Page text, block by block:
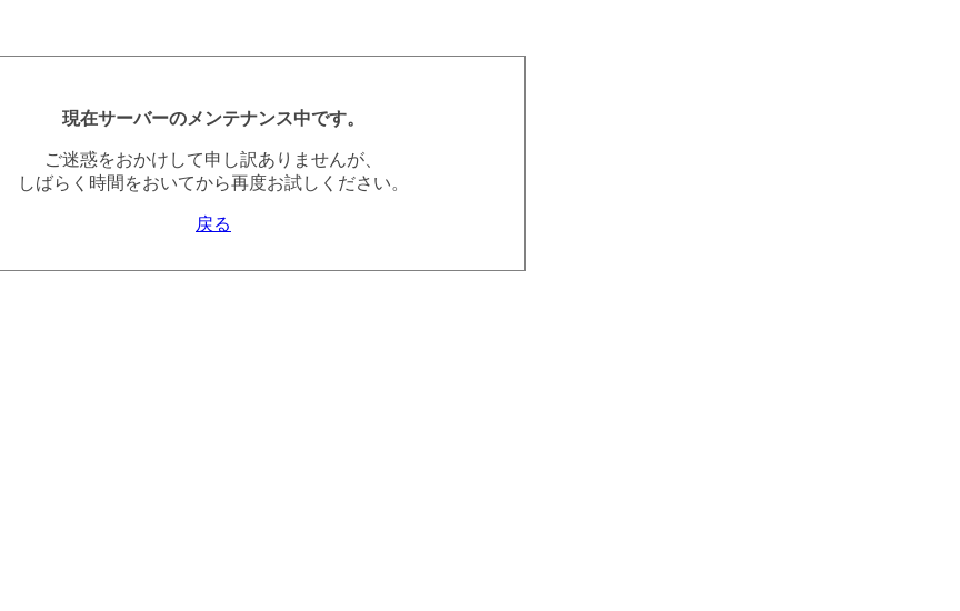
現在サーバーのメンテナンス中です。
ご迷惑をおかけして申し訳ありませんが、
しばらく時間をおいてから再度お試しください。
戻る